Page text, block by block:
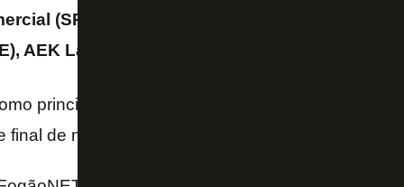
(SP),
AEK Larnaca (CYP) e Osijek (CRO)
principal alvo para a lateral direita
de negociação.